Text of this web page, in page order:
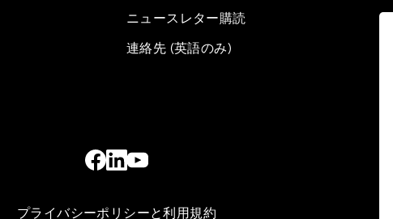
ニュースレター購読
連絡先 (英語のみ)
プライバシーポリシーと利用規約